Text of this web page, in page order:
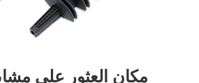
مكان العثور على